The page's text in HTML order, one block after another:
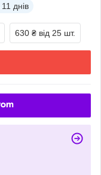
11 днів
630 ₴ від 25 шт.